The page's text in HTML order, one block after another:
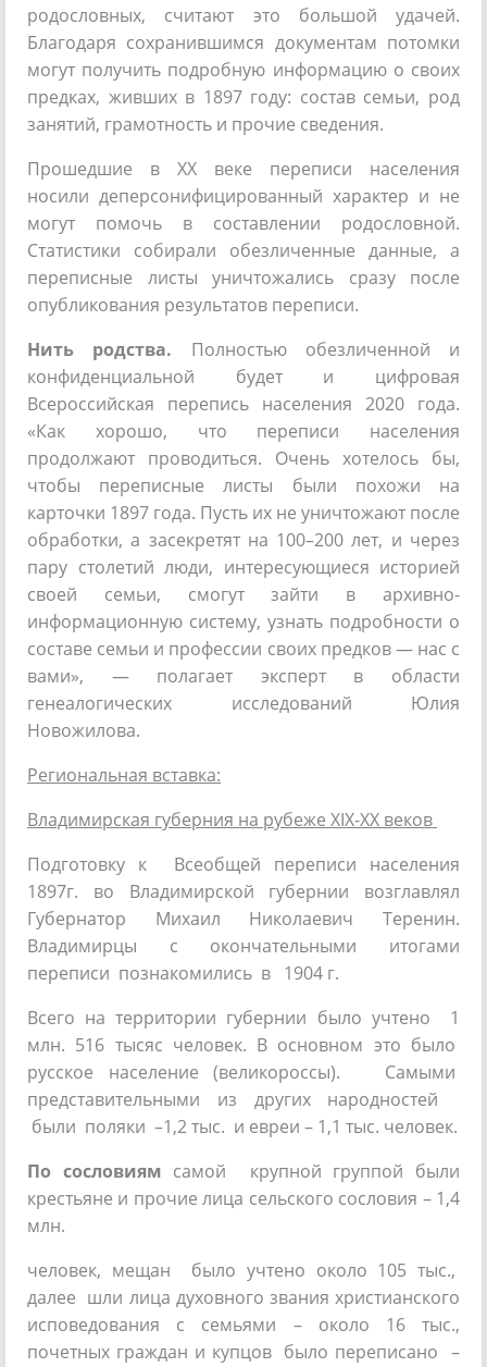
родословных, считают это большой удачей.
Благодаря сохранившимся документам потомки
могут получить подробную информацию о своих
предках, живших в 1897 году: состав семьи, род
занятий, грамотность и прочие сведения.
Прошедшие в XX веке переписи населения
носили деперсонифицированный характер и не
могут помочь в составлении родословной.
Статистики собирали обезличенные данные, а
переписные листы уничтожались сразу после
опубликования результатов переписи.
Нить родства. Полностью обезличенной и
конфиденциальной будет и цифровая
Всероссийская перепись населения 2020 года.
«Как хорошо, что переписи населения
продолжают проводиться. Очень хотелось бы,
чтобы переписные листы были похожи на
карточки 1897 года. Пусть их не уничтожают после
обработки, а засекретят на 100–200 лет, и через
пару столетий люди, интересующиеся историей
своей семьи, смогут зайти в архивно-
информационную систему, узнать подробности о
составе семьи и профессии своих предков — нас с
вами», — полагает эксперт в области
генеалогических исследований Юлия
Новожилова.
Региональная вставка:
Владимирская губерния на рубеже XIX-XX веков
Подготовку к Всеобщей переписи населения
1897г. во Владимирской губернии возглавлял
Губернатор Михаил Николаевич Теренин.
Владимирцы с окончательными итогами
переписи познакомились в 1904 г.
Всего на территории губернии было учтено 1
млн. 516 тысяс человек. В основном это было
русское население (великороссы). Самыми
представительными из других народностей
были поляки –1,2 тыс. и евреи – 1,1 тыс. человек.
По сословиям самой крупной группой были
крестьяне и прочие лица сельского сословия – 1,4
млн.
человек, мещан было учтено около 105 тыс.,
далее шли лица духовного звания христианского
исповедования с семьями – около 16 тыс.,
почетных граждан и купцов было переписано –